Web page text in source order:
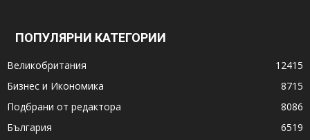
ПОПУЛЯРНИ КАТЕГОРИИ
Великобритания
12415
Бизнес и Икономика
8715
Подбрани от редактора
8086
България
6519